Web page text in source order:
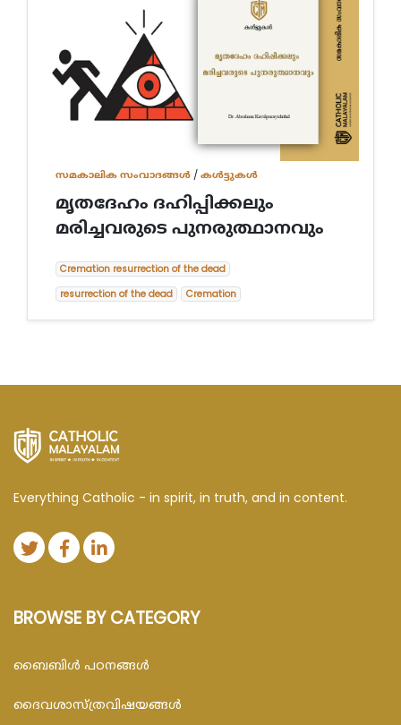
സമകാലിക സംവാദങ്ങൾ /കൾട്ടുകൾ
മൃതദേഹം ദഹിപ്പിക്കലും
മരിച്ചവരുടെ പുനരുത്ഥാനവും
Cremation resurrection of the dead
resurrection of the dead
Cremation
Everything Catholic - in spirit, in truth, and in content.
BROWSE BY CATEGORY
ബൈബിള്‍ പഠനങ്ങള്‍
ദൈവശാസ്ത്രവിഷയങ്ങള്‍